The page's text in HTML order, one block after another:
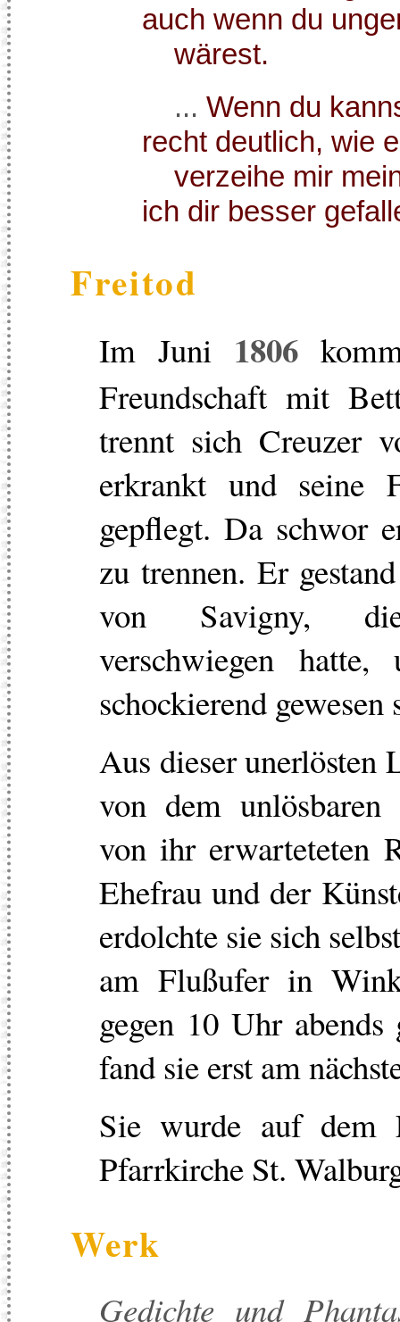
auch wenn du
wärest.
... Wenn du
recht deutlich, wie
verzeihe mir
ich dir besser
Freitod
Im Juni 1806
Freundschaft mit
trennt sich Creuzer
erkrankt und seine
gepflegt. Da schwor
zu trennen. Er
von Savigny,
verschwiegen
schockierend gewesen
Aus dieser unerlösten
von dem
von ihr erwarteteten
Ehefrau und der
erdolchte sie sich
am Flußufer in
gegen 10 Uhr
fand sie erst am
Sie wurde auf dem
Pfarrkirche St.
Werk
Gedichte und